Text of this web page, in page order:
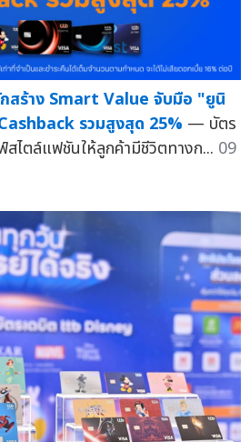
สร้าง Smart Value จับมือ "ยูนิ
รวมสูงสุด 25% — บัตร
ไตล์แฟชันให้ลูกค้ามีชีวิตทางก... 09